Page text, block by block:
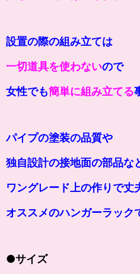
設置の際の組み立ては
一切道具を使わないので
女性でも簡単に組み立てる
パイプの塗装の品質や
独自設計の接地面の部品な
ワングレード上の作りで丈
オススメのハンガーラック
●サイズ